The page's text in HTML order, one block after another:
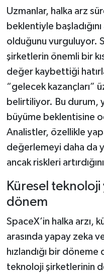
Uzmanlar, halka arz
beklentiyle
olduğunu vurguluyor.
şirketlerin önemli bir
değer kaybettiği
“gelecek kazançları”
belirtiliyor. Bu durum,
büyüme beklentisine
Analistler, özellikle
değerlemeyi daha da
ancak riskleri
Küresel teknoloji
dönem
SpaceX’in halka arzı,
arasında yapay zeka
hızlandığı bir
teknoloji şirketlerinin